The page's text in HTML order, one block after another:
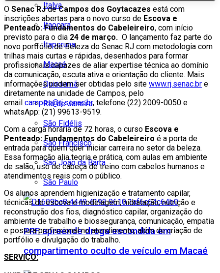
Italva
Itaocara
Itaperuna
Macaé
Quissamã
Rio de Janeiro
São Fidélis
São Francisco
São João da Barra
São Paulo
PRF apreende droga escondida em
compartimento oculto de veículo em Macaé
O Senac RJdeCampos dos Goytacazes está com
inscrições abertas para o novo curso de Escova e
Penteado: Fundamentos do Cabeleireiro, com início
previsto para o dia 24 de março. O lançamento faz parte do
novo portfólio de Beleza do Senac RJ com metodologia com
trilhas mais curtas e rápidas, desenhados para formar
profissionais capazes de aliar expertise técnica ao domínio
da comunicação, escuta ativa e orientação do cliente. Mais
informações podem ser obtidas pelo site www.rj.senac.br e
diretamente na unidade de Campos, pelo
email campos@rj.senac.br, telefone (22) 2009-0050 e
whatsApp: (21) 99613-9519.
Com a carga horária de 72 horas, o curso Escova e
Penteado: Fundamentos do Cabeleireiro é a porta de
entrada para quem quer iniciar carreira no setor da beleza.
Essa formação alia teoria e prática, com aulas em ambiente
de salão, uso de cabeça de treino com cabelos humanos e
atendimentos reais com o público.
Os alunos aprendem higienização e tratamento capilar,
técnicas de escova e modelagem, hidratação, nutrição e
reconstrução dos fios, diagnóstico capilar, organização do
ambiente de trabalho e biossegurança, comunicação, empatia
e postura profissional no atendimento, além de criação de
portfólio e divulgação do trabalho.
SERVIÇO: